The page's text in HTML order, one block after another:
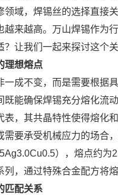
领域，焊锡丝的选择直接
越来越高。万山焊锡作为
？让我们一起来探讨这个关
理想熔点
一成不变，而是需要根据
既能确保焊锡充分熔化流
表，其共晶特性使得熔化
需要承受机械应力的场合
），熔点约
列，通过特殊合金配方将
匹配关系